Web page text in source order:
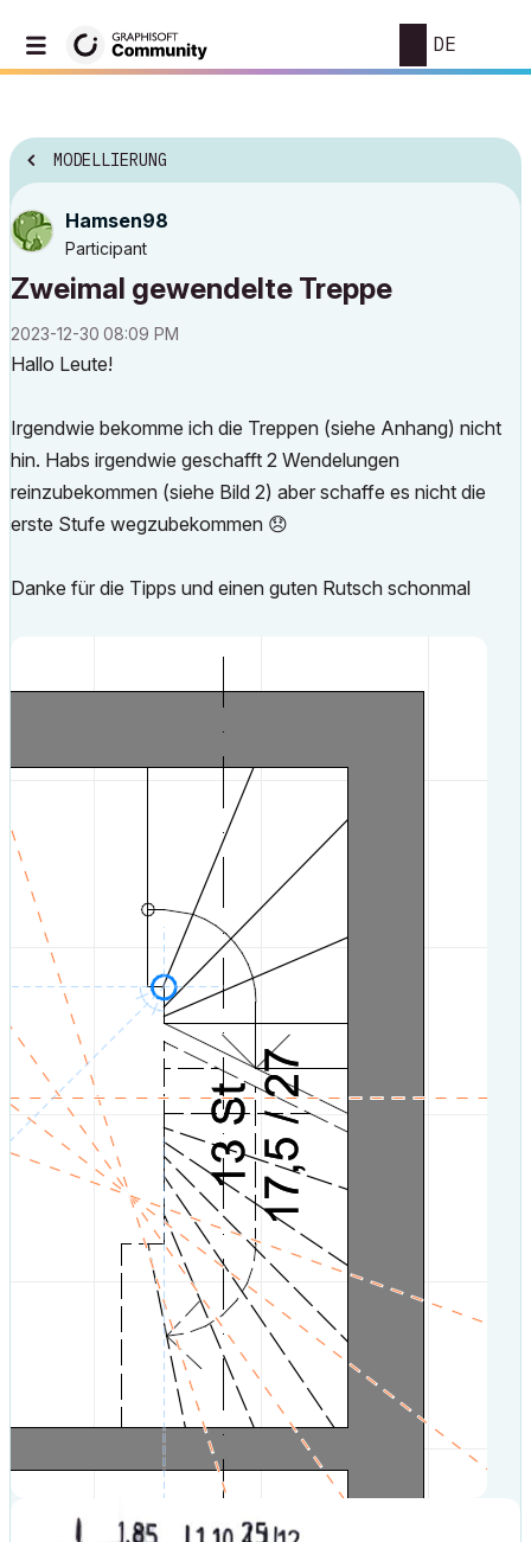
DE
MODELLIERUNG
Hamsen98
Participant
Zweimal gewendelte Treppe
‎2023-12-30 08:09 PM
Hallo Leute!
Irgendwie bekomme ich die Treppen (siehe Anhang) nicht
hin. Habs irgendwie geschafft 2 Wendelungen
reinzubekommen (siehe Bild 2) aber schaffe es nicht die
erste Stufe wegzubekommen 😞
Danke für die Tipps und einen guten Rutsch schonmal